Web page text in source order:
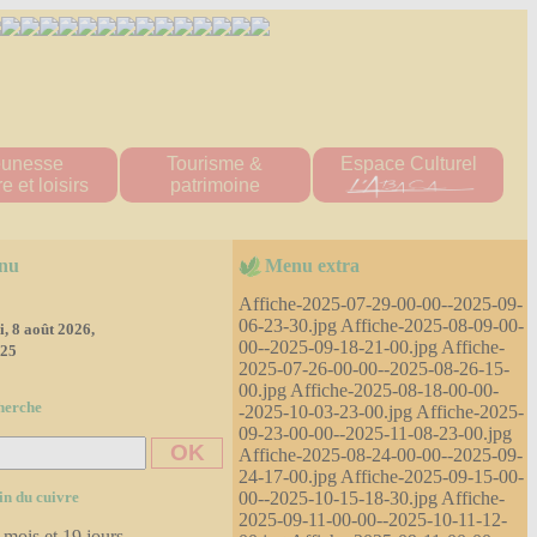
et loisirs
Scolaire
d'accueil
2024-2025
Tourisme &
patrimoine
patrimoine bâti
Hébergement
Espace Culturel
8 août 2026,
du cuivre
Menu extra
Affiche-2025-07-29-00-00--2025-09-
06-23-30.jpg Affiche-2025-08-09-00-
00--2025-09-18-21-00.jpg Affiche-
2025-07-26-00-00--2025-08-26-15-
00.jpg Affiche-2025-08-18-00-00-
-2025-10-03-23-00.jpg Affiche-2025-
09-23-00-00--2025-11-08-23-00.jpg
Affiche-2025-08-24-00-00--2025-09-
24-17-00.jpg Affiche-2025-09-15-00-
00--2025-10-15-18-30.jpg Affiche-
2025-09-11-00-00--2025-10-11-12-